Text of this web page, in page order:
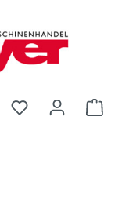
Du hast 0